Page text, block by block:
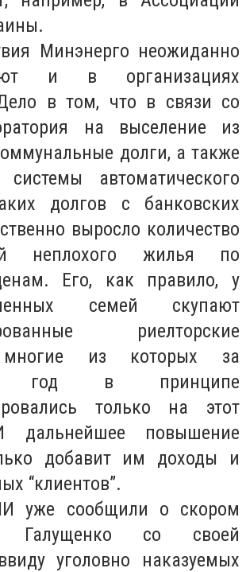
Минэнерго неожиданно
и в организациях
в том, что в связи со
на выселение из
долги, а также
системы автоматического
долгов с банковских
выросло количество
неплохого жилья по
Его, как правило, у
семей скупают
риелторские
многие из которых за
год в принципе
только на этот
дальнейшее повышение
добавит им доходы и
“клиентов”.
уже сообщили о скором
Галущенко со своей
уголовно наказуемых